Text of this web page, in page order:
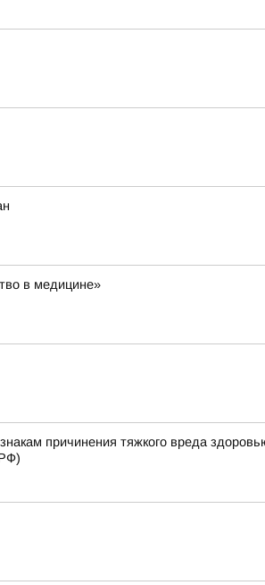
в медицине»
причинения тяжкого вреда